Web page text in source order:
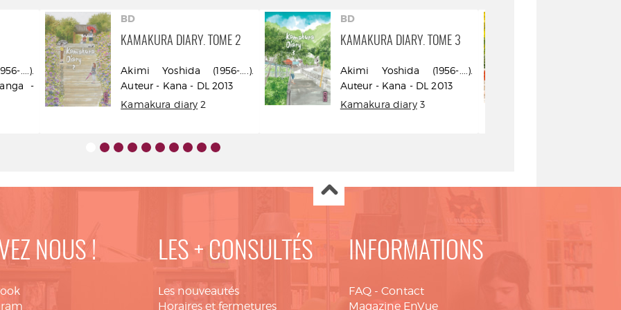
....).
-
BD
KAMAKURA DIARY. TOME 2
Akimi Yoshida (1956-....).
Auteur - Kana - DL 2013
Kamakura diary 2
BD
KAMAKURA DIARY. TOME 3
Akimi Yoshida (1956-....).
Auteur - Kana - DL 2013
Kamakura diary3
NOUS ! LES + CONSULTÉS
Les nouveautés
Horaires et fermetures
INFORMATIONS
FAQ - Contact
Magazine EnVue